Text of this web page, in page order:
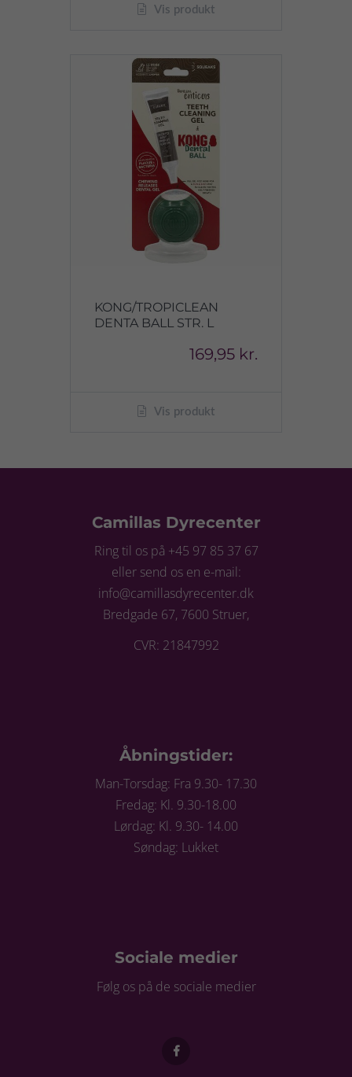
Vis produkt
KONG/TROPICLEAN
DENTA BALL STR. L
169,95 kr.
Vis produkt
Camillas Dyrecenter
Ring til os på +45 97 85 37 67
eller send os en e-mail:
info@camillasdyrecenter.dk
Bredgade 67, 7600 Struer,
CVR: 21847992
Åbningstider:
Man-Torsdag: Fra 9.30- 17.30
Fredag: Kl. 9.30-18.00
Lørdag: Kl. 9.30- 14.00
Søndag: Lukket
Sociale medier
Følg os på de sociale medier